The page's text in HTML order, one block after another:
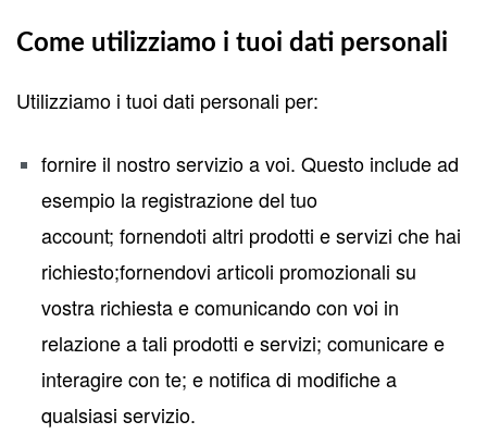
Come utilizziamo i tuoi dati personali
Utilizziamo i tuoi dati personali per:
fornire il nostro servizio a voi. Questo include ad
esempio la registrazione del tuo
account; fornendoti altri prodotti e servizi che hai
richiesto;fornendovi articoli promozionali su
vostra richiesta e comunicando con voi in
relazione a tali prodotti e servizi; comunicare e
interagire con te; e notifica di modifiche a
qualsiasi servizio.